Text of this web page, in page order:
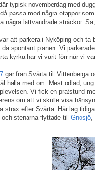
typisk novemberdag med
passa med några etapper
några lättvandrade sträckor.
att parkera i Nyköping och
då spontant planen. Vi
kyrka har vi varit förr när vi
går från Svärta till Vittenberga
hålla med om. Mest odlad,
Vi fick en pratstund
om att vi skulle visa
strax efter Svärta. Här låg
och stenarna flyttade till Gnosjö